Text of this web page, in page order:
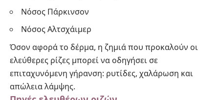
Νόσος Πάρκινσον
Νόσος Αλτσχάιμερ
Όσον αφορά το δέρμα, η ζημιά που προκαλούν οι
ελεύθερες ρίζες μπορεί να οδηγήσει σε
επιταχυνόμενη γήρανση: ρυτίδες, χαλάρωση και
απώλεια λάμψης.